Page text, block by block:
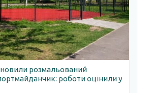
розмальований
роботи оцінили у